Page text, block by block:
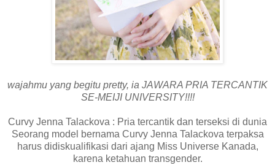
wajahmu yang begitu pretty, ia JAWARA PRIA TERCANTIK
SE-MEIJI UNIVERSITY!!!!
Curvy Jenna Talackova : Pria tercantik dan terseksi di dunia
Seorang model bernama Curvy Jenna Talackova terpaksa
harus didiskualifikasi dari ajang Miss Universe Kanada,
karena ketahuan transgender.